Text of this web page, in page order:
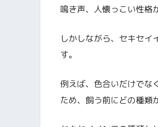
鳴き声、人懐っこい性格
しかしながら、セキセイ
す。
例えば、色合いだけでな
ため、飼う前にどの種類